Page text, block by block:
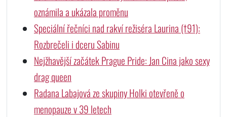
oznámila a ukázala proměnu
Speciální řečníci nad rakví režiséra Laurina (†91):
Rozbrečeli i dceru Sabinu
Nejžhavější začátek Prague Pride: Jan Cina jako sexy
drag queen
Radana Labajová ze skupiny Holki otevřeně o
menopauze v 39 letech